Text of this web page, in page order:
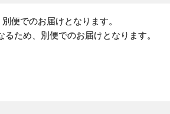
便でのお届けとなります。
ため、別便でのお届けとなります。